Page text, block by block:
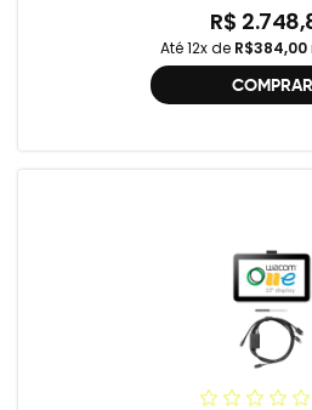
R$
Até 12x de R$384,00
COMPRAR